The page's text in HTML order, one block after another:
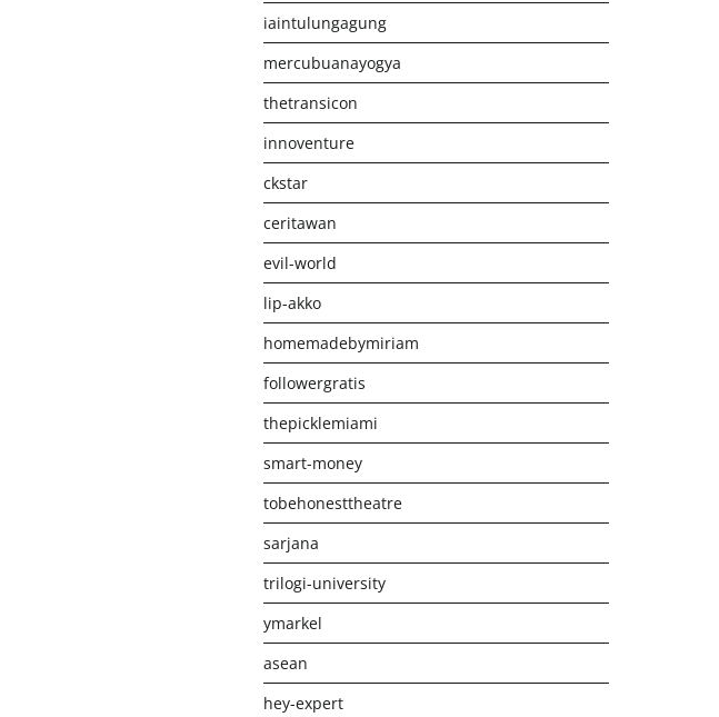
iaintulungagung
mercubuanayogya
thetransicon
innoventure
ckstar
ceritawan
evil-world
lip-akko
homemadebymiriam
followergratis
thepicklemiami
smart-money
tobehonesttheatre
sarjana
trilogi-university
ymarkel
asean
hey-expert